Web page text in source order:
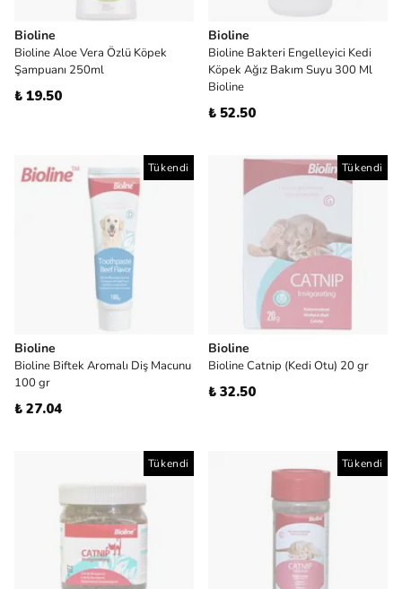
Bioline
Bioline Aloe Vera Özlü Köpek
Şampuanı 250ml
₺ 19.50
Bioline
Bioline Bakteri Engelleyici Kedi
Köpek Ağız Bakım Suyu 300 Ml
Bioline
₺ 52.50
Tükendi
Bioline
Bioline Biftek Aromalı Diş Macunu
100 gr
₺ 27.04
Tükendi
Bioline
Bioline Catnip (Kedi Otu) 20 gr
₺ 32.50
Tükendi Tükendi